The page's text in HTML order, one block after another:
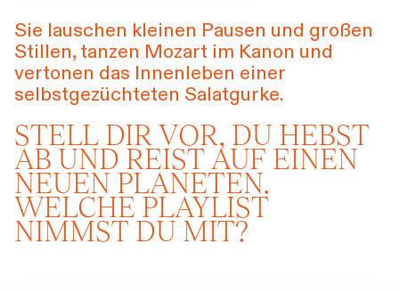
Sie lauschen kleinen Pausen und großen
Stillen, tanzen Mozart im Kanon und
vertonen das Innenleben einer
selbstgezüchteten Salatgurke.
STELL DIR VOR, DU HEBST
AB UND REIST AUF EINEN
NEUEN PLANETEN.
WELCHE PLAYLIST
NIMMST DU MIT?